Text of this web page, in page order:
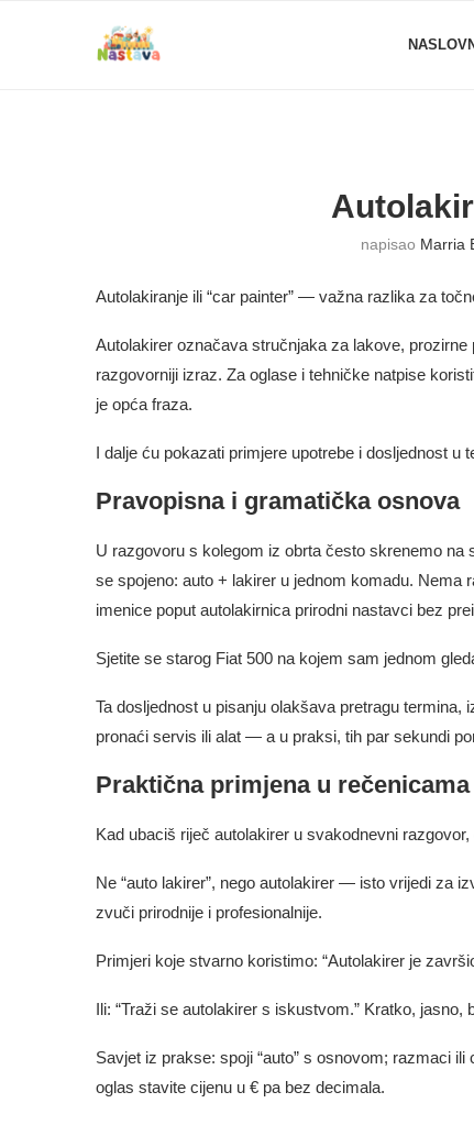
napisao Marria
Autolakiranje ili “car painter” — važna razlika za
Autolakirer označava stručnjaka za lakove, prozirne
razgovorniji izraz. Za oglase i tehničke natpise
je opća fraza.
I dalje ću pokazati primjere upotrebe i dosljednost u
Pravopisna i gramatička osnova
U razgovoru s kolegom iz obrta često skrenemo
se spojeno: auto + lakirer u jednom komadu. Nema
imenice poput autolakirnica prirodni nastavci bez
Sjetite se starog Fiat 500 na kojem sam jednom
Ta dosljednost u pisanju olakšava pretragu
pronaći servis ili alat — a u praksi, tih par sekundi
Praktična primjena u rečenicama
Kad ubaciš riječ autolakirer u svakodnevni
Ne “auto lakirer”, nego autolakirer — isto vrijedi za
zvuči prirodnije i profesionalnije.
Primjeri koje stvarno koristimo: “Autolakirer je
Ili: “Traži se autolakirer s iskustvom.” Kratko, jasno,
Savjet iz prakse: spoji “auto” s osnovom; razmaci
oglas stavite cijenu u € pa bez decimala.